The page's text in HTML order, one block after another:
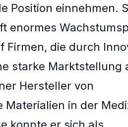
Position einnehmen.
enormes
Firmen, die durch
starke Marktstellung
Hersteller von
Materialien in der
konnte er sich als